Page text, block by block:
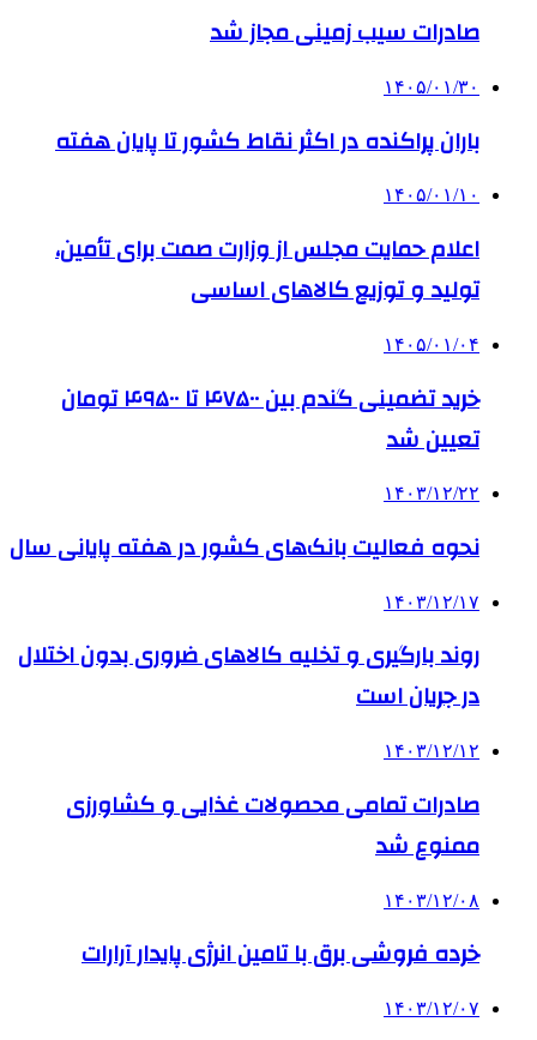
صادرات سیب زمینی مجاز شد
۱۴۰۵/۰۱/۳۰
باران پراکنده در اکثر نقاط کشور تا پایان هفته
۱۴۰۵/۰۱/۱۰
اعلام حمایت مجلس از وزارت صمت برای تأمین،
تولید و توزیع کالاهای اساسی
۱۴۰۵/۰۱/۰۴
خرید تضمینی گندم بین ۴۷۵۰۰ تا ۴۹۵۰۰ تومان
تعیین شد
۱۴۰۳/۱۲/۲۲
نحوه فعالیت بانک‌های کشور در هفته پایانی سال
۱۴۰۳/۱۲/۱۷
روند بارگیری و تخلیه کالاهای ضروری بدون اختلال
در جریان است
۱۴۰۳/۱۲/۱۲
صادرات تمامی محصولات غذایی و کشاورزی
ممنوع شد
۱۴۰۳/۱۲/۰۸
خرده فروشی برق با تامین انرژی پایدار آرارات
۱۴۰۳/۱۲/۰۷